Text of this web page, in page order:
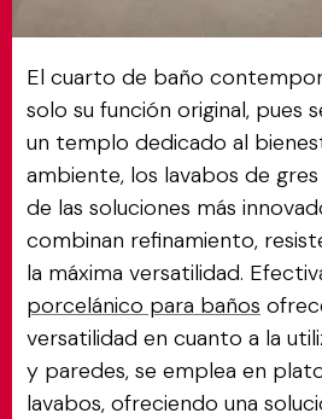
El cuarto de baño
solo su función original, pues
un templo dedicado al
ambiente, los lavabos de
de las soluciones más
combinan refinamiento,
la máxima versatilidad.
porcelánico para baños
versatilidad en cuanto a la
y paredes, se emplea en
lavabos, ofreciendo una